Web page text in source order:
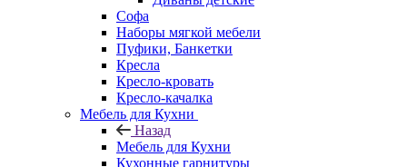
Софа
Наборы мягкой мебели
Пуфики, Банкетки
Кресла
Кресло-кровать
Кресло-качалка
Мебель для Кухни
Назад
Мебель для Кухни
Кухонные гарнитуры